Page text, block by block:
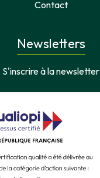
Contact
Newsletters
S'inscrire à la newsletter